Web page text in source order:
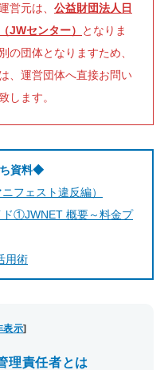
営元は、 公益財団法人日
JWセンター）
となりま
の団体となりますため、
、運営団体へ直接お問い
します。
資料◆
フェスト違反編）
ド①JWNET 概要～料金プ
用術
表示]
理責任者とは